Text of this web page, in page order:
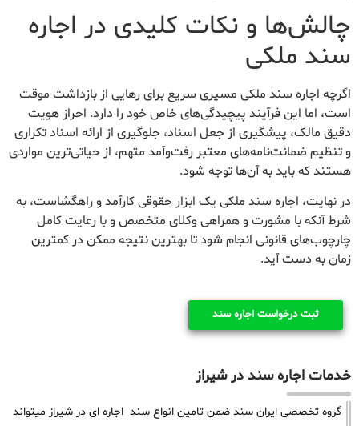
چالش‌ها و نکات کلیدی در اجاره
سند ملکی
اگرچه اجاره سند ملکی مسیری سریع برای رهایی از بازداشت موقت
است، اما این فرآیند پیچیدگی‌های خاص خود را دارد. احراز هویت
دقیق مالک، پیشگیری از جعل اسناد، جلوگیری از ارائه اسناد تکراری
و تنظیم ضمانت‌نامه‌های معتبر رفت‌وآمد متهم، از حیاتی‌ترین مواردی
هستند که باید به آن‌ها توجه شود.
در نهایت، اجاره سند ملکی یک ابزار حقوقی کارآمد و راهگشاست، به
شرط آنکه با مشورت و همراهی وکلای متخصص و با رعایت کامل
چارچوب‌های قانونی انجام شود تا بهترین نتیجه ممکن در کمترین
زمان به دست آید.
ثبت درخواست اجاره سند
خدمات اجاره سند در شیراز
گروه تخصصی ایران سند ضمن تامین انواع سند اجاره ای در شیراز میتواند